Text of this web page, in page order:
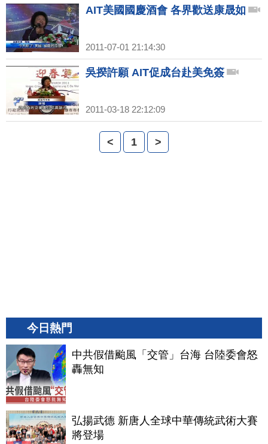
AIT美國國慶酒會 各界歡送康晟如
2011-07-01 21:14:30
吳揆許願 AIT促成台赴美免簽
2011-03-18 22:12:09
< 1 >
今日熱門
中共假借颱風「交管」台海 台陸委會怒
轟無知
弘揚武德 新唐人全球中華傳統武術大賽
將登場